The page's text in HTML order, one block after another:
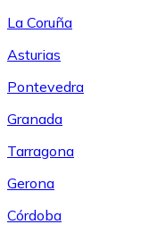
La Coruña
Asturias
Pontevedra
Granada
Tarragona
Gerona
Córdoba